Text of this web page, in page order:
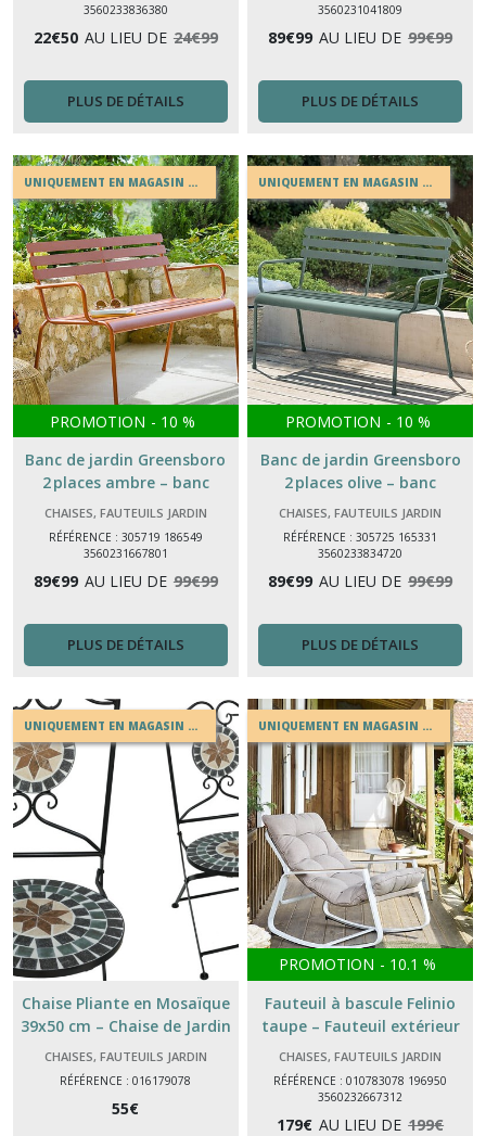
3560233836380
22€50 AU LIEU DE 24€99
PLUS DE DÉTAILS
3560231041809
89€99 AU LIEU DE 99€99
PLUS DE DÉTAILS
UNIQUEMENT EN MAGASIN OU EN DRIVE
PROMOTION - 10 %
Banc de jardin Greensboro
2 places ambre – banc
extérieur acier époxy
antirouille
CHAISES, FAUTEUILS JARDIN
RÉFÉRENCE : 305719 186549
3560231667801
89€99 AU LIEU DE 99€99
PLUS DE DÉTAILS
UNIQUEMENT EN MAGASIN OU EN DRIVE
PROMOTION - 10 %
Banc de jardin Greensboro
2 places olive – banc
extérieur acier époxy
antirouille
CHAISES, FAUTEUILS JARDIN
RÉFÉRENCE : 305725 165331
3560233834720
89€99 AU LIEU DE 99€99
PLUS DE DÉTAILS
UNIQUEMENT EN MAGASIN OU EN DRIVE
Chaise Pliante en Mosaïque
39x50 cm – Chaise de Jardin
Métal Décorative Extérieur &
CHAISES, FAUTEUILS JARDIN
RÉFÉRENCE : 016179078
55€
UNIQUEMENT EN MAGASIN OU EN DRIVE
PROMOTION - 10.1 %
Fauteuil à bascule Felinio
taupe – Fauteuil extérieur
confortable HESPERIDE
CHAISES, FAUTEUILS JARDIN
RÉFÉRENCE : 010783078 196950
3560232667312
179€ AU LIEU DE 199€